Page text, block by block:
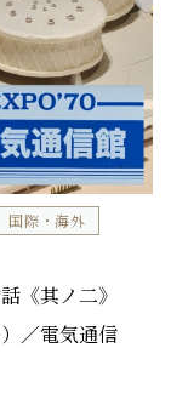
国際・海外
《其ノ二》
／電気通信